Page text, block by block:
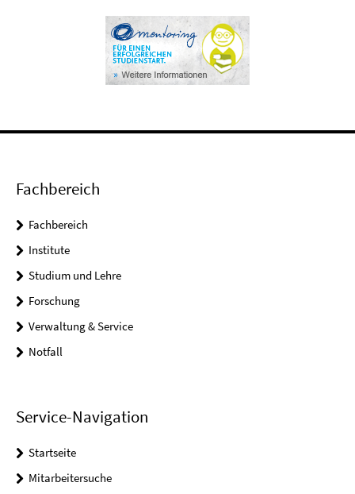
Fachbereich
Fachbereich
Institute
Studium und Lehre
Forschung
Verwaltung & Service
Notfall
Service-Navigation
Startseite
Mitarbeitersuche